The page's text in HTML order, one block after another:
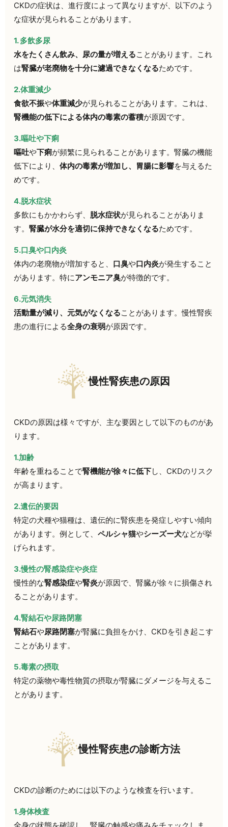
CKDの症状は、進行度によって異なりますが、以下のよう
な症状が見られることがあります。
1. 多飲多尿
水をたくさん飲み、尿の量が増えることがあります。これ
は腎臓が老廃物を十分に濾過できなくなるためです。
2.体重減少
食欲不振や体重減少が見られることがあります。これは、
腎機能の低下による体内の毒素の蓄積が原因です。
3.嘔吐や下痢
嘔吐や下痢が頻繁に見られることがあります。腎臓の機能
低下により、体内の毒素が増加し、胃腸に影響を与えるた
めです。
4.脱水症状
多飲にもかかわらず、 脱水症状が見られることがありま
す。腎臓が水分を適切に保持できなくなるためです。
5.口臭や口内炎
体内の老廃物が増加すると、 口臭や口内炎が発生すること
があります。特にアンモニア臭が特徴的です。
6.元気消失
活動量が減り、元気がなくなることがあります。慢性腎疾
患の進行による全身の衰弱が原因です。
慢性腎疾患の原因
CKDの原因は様々ですが、主な要因として以下のものがあ
ります。
1.加齢
年齢を重ねることで腎機能が徐々に低下し、CKDのリスク
が高まります。
2.遺伝的要因
特定の犬種や猫種は、遺伝的に腎疾患を発症しやすい傾向
があります。例として、ペルシャ猫やシーズー犬などが挙
げられます。
3.慢性の腎感染症や炎症
慢性的な腎感染症や腎炎が原因で、腎臓が徐々に損傷され
ることがあります。
4.腎結石や尿路閉塞
腎結石や尿路閉塞が腎臓に負担をかけ、CKDを引き起こす
ことがあります。
5.毒素の摂取
特定の薬物や毒性物質の摂取が腎臓にダメージを与えるこ
とがあります。
慢性腎疾患の診断方法
CKDの診断のためには以下のような検査を行います。
1.身体検査